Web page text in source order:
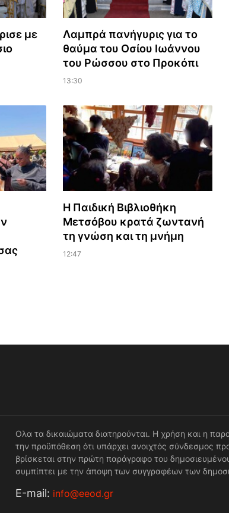
με
Λαμπρά πανήγυρις για το
θαύμα του Οσίου Ιωάννου
του Ρώσσου στο Προκόπι
13:30
Η Παιδική Βιβλιοθήκη
Μετσόβου κρατά ζωντανή
τη γνώση και τη μνήμη
12:47
Ολα τα δικαιώματα διατηρούνται. Η χρήση και η
την προϋπόθεση ότι υπάρχει ανοιχτός σύνδεσμος
βρίσκεται στην πρώτη παράγραφο του
συμπίπτει με την άποψη των συγγραφέων των
Е-mail: info@eeod.gr